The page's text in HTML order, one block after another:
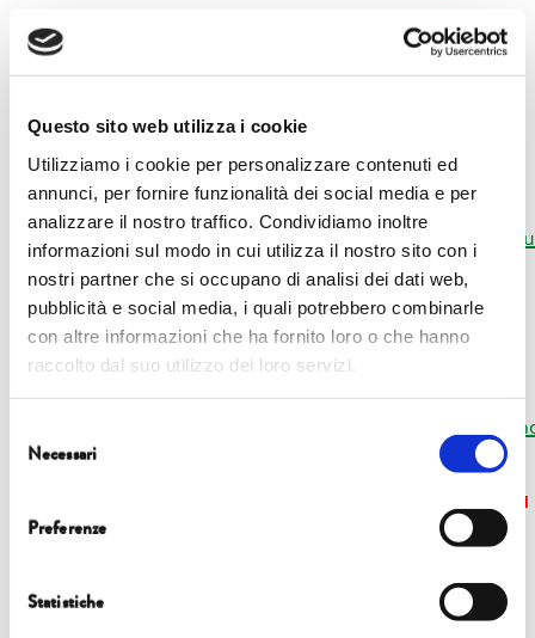
Questo sito web utilizza i cookie
Utilizziamo i cookie per personalizzare contenuti ed
annunci, per fornire funzionalità dei social media e per
analizzare il nostro traffico. Condividiamo inoltre
informazioni sul modo in cui utilizza il nostro sito con i
nostri partner che si occupano di analisi dei dati web,
pubblicità e social media, i quali potrebbero combinarle
con altre informazioni che ha fornito loro o che hanno
raccolto dal suo utilizzo dei loro servizi.
delNecessari
Preferenze
Statistiche
Fondazione Cassa di Risparmiodi Lucca
Andrea Salani
Ufficio Comunicazione eRelazioni esterne
+39 0583 472661 |comunicazione@
Ufficio stampa Davis & Co.
Lea Codognato e Caterina Briganti